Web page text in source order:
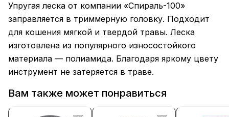
Упругая леска от компании «Спираль-100»
заправляется в триммерную головку. Подходит
для кошения мягкой и твердой травы. Леска
изготовлена из популярного износостойкого
материала — полиамида. Благодаря яркому цвету
инструмент не затеряется в траве.
Вам также может понравиться